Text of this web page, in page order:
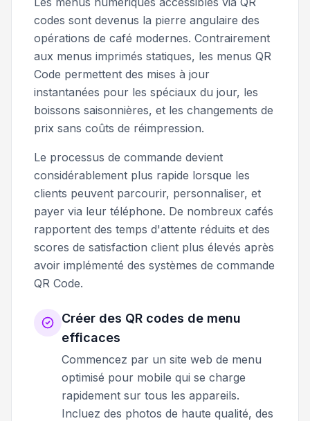
codes sont devenus la pierre angulaire des
opérations de café modernes. Contrairement
aux menus imprimés statiques, les menus QR
Code permettent des mises à jour
instantanées pour les spéciaux du jour, les
boissons saisonnières, et les changements de
prix sans coûts de réimpression.
Le processus de commande devient
considérablement plus rapide lorsque les
clients peuvent parcourir, personnaliser, et
payer via leur téléphone. De nombreux cafés
rapportent des temps d'attente réduits et des
scores de satisfaction client plus élevés après
avoir implémenté des systèmes de commande
QR Code.
Créer des QR codes de menu
efficaces
Commencez par un site web de menu
optimisé pour mobile qui se charge
rapidement sur tous les appareils.
Incluez des photos de haute qualité, des